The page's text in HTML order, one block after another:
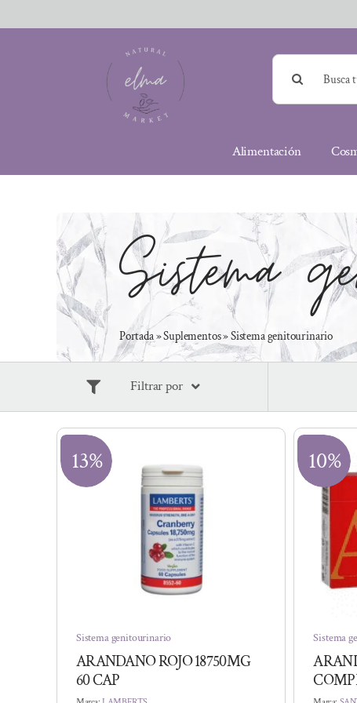
al
Buscar:
Alimentación
Sistema
Portada»Suplementos»Sistema genitourinario
Filtrar por
13%
Sistema genitourinario
ARANDANO ROJO 18750MG
60 CAP
10%
Sistema